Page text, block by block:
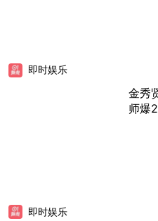
即时娱乐
金秀
师爆
即时娱乐